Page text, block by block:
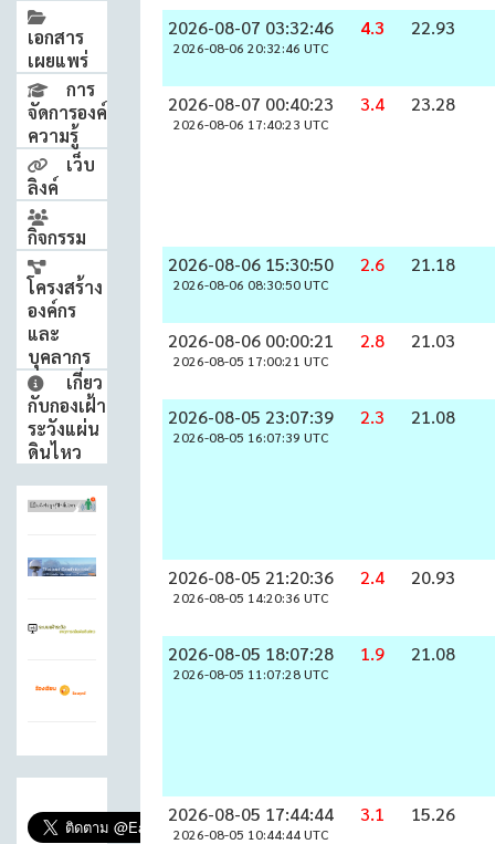
เอกสาร
เผยแพร่
การ
จัดการองค์
ความรู้
เว็บ
ลิงค์
กิจกรรม
โครงสร้าง
องค์กร
และ
บุคลากร
เกี่ยว
กับกองเฝ้า
ระวังแผ่น
ดินไหว
2026-08-07 03:32:46
2026-08-06 20:32:46 UTC
4.3 22.93
2026-08-07 00:40:23
2026-08-06 17:40:23 UTC
3.4 23.28
2026-08-06 15:30:50
2026-08-06 08:30:50 UTC
2.6 21.18
2026-08-06 00:00:21
2026-08-05 17:00:21 UTC
2.8 21.03
2026-08-05 23:07:39
2026-08-05 16:07:39 UTC
2.3 21.08
2026-08-05 21:20:36
2026-08-05 14:20:36 UTC
2.4 20.93
2026-08-05 18:07:28
2026-08-05 11:07:28 UTC
1.9 21.08
2026-08-05 17:44:44
2026-08-05 10:44:44 UTC
3.1 15.26